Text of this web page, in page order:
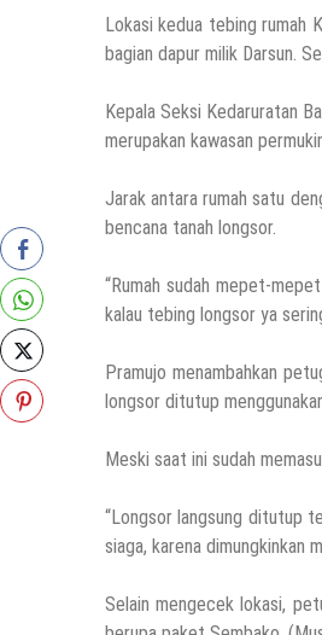
Lokasi kedua tebing rumah
bagian dapur milik Darsun.
Kepala Seksi Kedaruratan
merupakan kawasan
Jarak antara rumah satu
bencana tanah longsor.
“Rumah sudah mepet-
kalau tebing longsor ya
Pramujo menambahkan
longsor ditutup
Meski saat ini sudah
“Longsor langsung ditutup
siaga, karena dimungkinkan
Selain mengecek lokasi,